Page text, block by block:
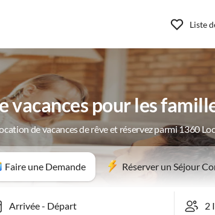
Liste
pour les
de vacances de rêve et réservez parmi 1360
Faire une Demande Réserver un Séjour
Arrivée-Départ